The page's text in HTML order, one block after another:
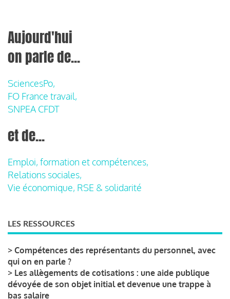
Aujourd'hui
on parle de...
SciencesPo,
FO France travail,
SNPEA CFDT
et de...
Emploi, formation et compétences,
Relations sociales,
Vie économique, RSE & solidarité
LES RESSOURCES
> Compétences des représentants du personnel, avec
qui on en parle ?
> Les allègements de cotisations : une aide publique
dévoyée de son objet initial et devenue une trappe à
bas salaire